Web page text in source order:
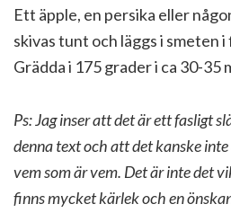
Ett äpple, en persika eller
skivas tunt och läggs i smeten
Grädda i 175 grader i ca 30-35
Ps: Jag inser att det är ett fasligt
denna text och att det kanske
vem som är vem. Det är inte det
finns mycket kärlek och en